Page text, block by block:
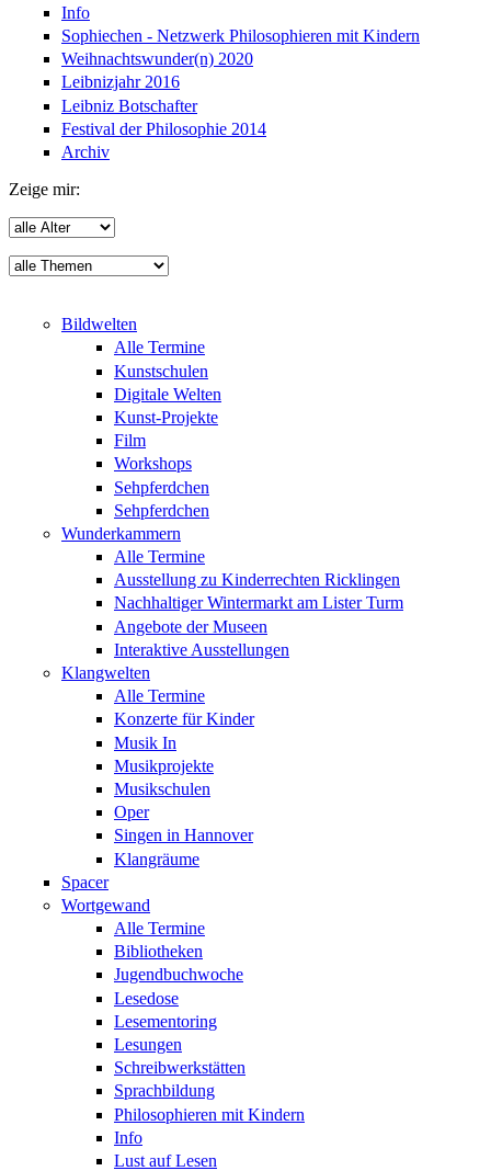
Info
Sophiechen - Netzwerk Philosophieren mit Kindern
Weihnachtswunder(n) 2020
Leibnizjahr 2016
Leibniz Botschafter
Festival der Philosophie 2014
Archiv
Zeige mir:
Bildwelten
Alle Termine
Kunstschulen
Digitale Welten
Kunst-Projekte
Film
Workshops
Sehpferdchen
Sehpferdchen
Wunderkammern
Alle Termine
Ausstellung zu Kinderrechten Ricklingen
Nachhaltiger Wintermarkt am Lister Turm
Angebote der Museen
Interaktive Ausstellungen
Klangwelten
Alle Termine
Konzerte für Kinder
Musik In
Musikprojekte
Musikschulen
Oper
Singen in Hannover
Klangräume
Spacer
Wortgewand
Alle Termine
Bibliotheken
Jugendbuchwoche
Lesedose
Lesementoring
Lesungen
Schreibwerkstätten
Sprachbildung
Philosophieren mit Kindern
Info
Lust auf Lesen